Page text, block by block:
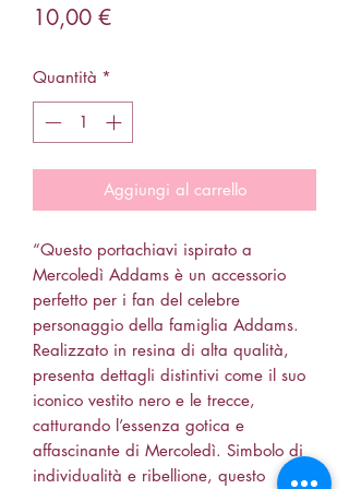
10,00 €Prezzo
Quantità *
Aggiungi al carrello
“Questo portachiavi ispirato a
Mercoledì Addams è un accessorio
perfetto per i fan del celebre
personaggio della famiglia Addams.
Realizzato in resina di alta qualità,
presenta dettagli distintivi come il suo
iconico vestito nero e le trecce,
catturando l’essenza gotica e
affascinante di Mercoledì. Simbolo di
individualità e ribellione, questo